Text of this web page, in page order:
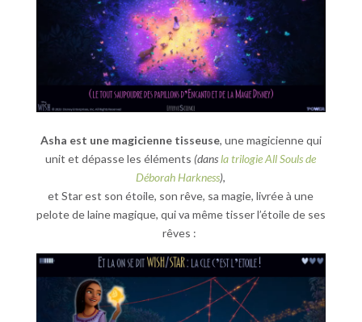
Asha est une magicienne tisseuse, une magicienne qui
unit et dépasse les éléments (dansla trilogie All Souls de
Déborah Harkness),
et Star est son étoile, son rêve, sa magie, livrée à une
pelote de laine magique, qui va même tisser l’étoile de ses
rêves :